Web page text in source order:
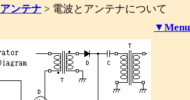
アンテナ > 電波とアンテナについて
▼Menu